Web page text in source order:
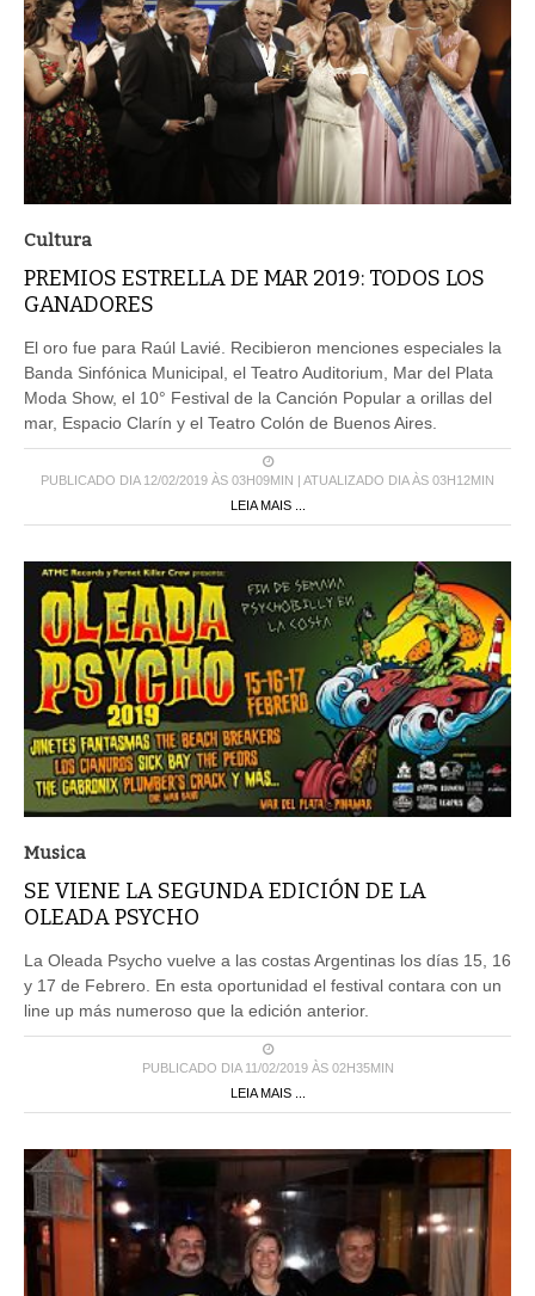
Cultura
PREMIOS ESTRELLA DE MAR 2019: TODOS LOS
GANADORES
El oro fue para Raúl Lavié. Recibieron menciones especiales la
Banda Sinfónica Municipal, el Teatro Auditorium, Mar del Plata
Moda Show, el 10° Festival de la Canción Popular a orillas del
mar, Espacio Clarín y el Teatro Colón de Buenos Aires.
PUBLICADO DIA 12/02/2019 ÀS 03H09MIN | ATUALIZADO DIA ÀS 03H12MIN
LEIA MAIS ...
Musica
SE VIENE LA SEGUNDA EDICIÓN DE LA
OLEADA PSYCHO
La Oleada Psycho vuelve a las costas Argentinas los días 15, 16
y 17 de Febrero. En esta oportunidad el festival contara con un
line up más numeroso que la edición anterior.
PUBLICADO DIA 11/02/2019 ÀS 02H35MIN
LEIA MAIS ...